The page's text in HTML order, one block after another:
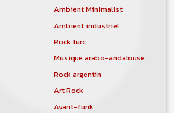
Ambient Minimalist
Ambient industriel
Rock turc
Musique arabo-andalouse
Rock argentin
Art Rock
Avant-funk